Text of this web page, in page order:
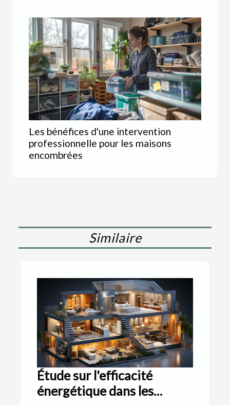
Les bénéfices d'une intervention
professionnelle pour les maisons
encombrées
Similaire
Étude sur l'efficacité
énergétique dans les